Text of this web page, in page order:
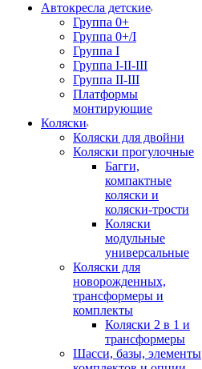
Автокресла детские
Группа 0+
Группа 0+/I
Группа I
Группа I-II-III
Группа II-III
Платформы
монтирующие
Коляски
Коляски для двойни
Коляски прогулочные
Багги,
компактные
коляски и
коляски-трости
Коляски
модульные
универсальные
Коляски для
новорожденных,
трансформеры и
комплекты
Коляски 2 в 1 и
трансформеры
Шасси, базы, элементы